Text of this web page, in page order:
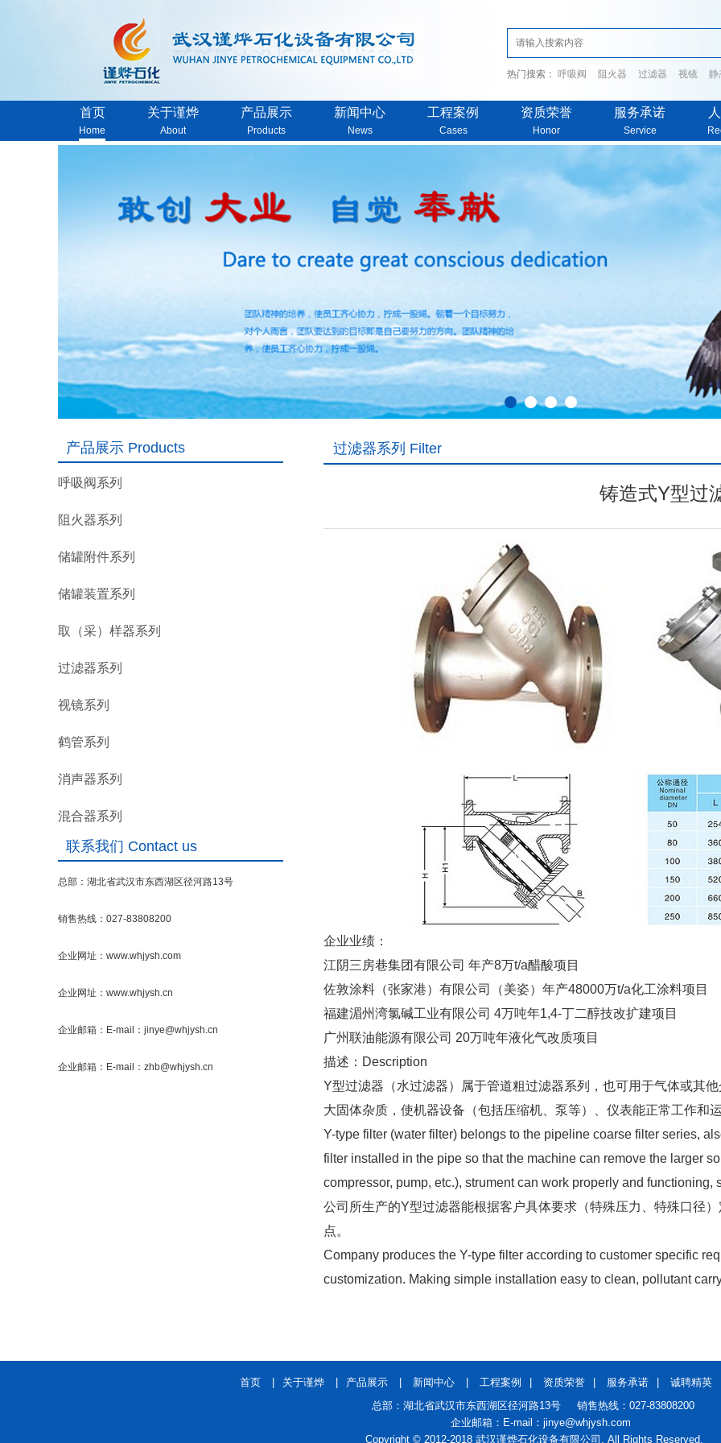
热门搜索： 呼吸阀 阻火器 过滤器 视镜 静
首页
Home
关于谨烨
About
产品展示
Products
新闻中心
News
工程案例
Cases
资质荣誉
Honor
服务承诺
Service
产品展示 Products
呼吸阀系列
阻火器系列
储罐附件系列
储罐装置系列
取（采）样器系列
过滤器系列
视镜系列
鹤管系列
消声器系列
混合器系列
联系我们 Contact us
总部：湖北省武汉市东西湖区径河路13号
销售热线：027-83808200
企业网址：www.whjysh.com
企业网址：www.whjysh.cn
企业邮箱：E-mail：jinye@whjysh.cn
企业邮箱：E-mail：zhb@whjysh.cn
过滤器系列 Filter
铸造式Y型过
企业业绩：
江阴三房巷集团有限公司 年产8万t/a醋酸项目
佐敦涂料（张家港）有限公司（美姿）年产48000万t/a化工涂料项目
福建湄州湾氯碱工业有限公司 4万吨年1,4-丁二醇技改扩建项目
广州联油能源有限公司 20万吨年液化气改质项目
描述：Description
Y型过滤器（水过滤器）属于管道粗过滤器系列，也可用于气体或其
大固体杂质，使机器设备（包括压缩机、泵等）、仪表能正常工作和
Y-type filter (water filter) belongs to the pipeline coarse filter series,
filter installed in the pipe so that the machine can remove the larger
compressor, pump, etc.), strument can work properly and
公司所生产的Y型过滤器能根据客户具体要求（特殊压力、特殊口径
点。
Company produces the Y-type filter according to customer specific
customization. Making simple installation easy to clean, pollutant
首页 关于谨烨 产品展示 新闻中心 工程案例 资质荣誉 服务承诺 诚聘精英
总部：湖北省武汉市东西湖区径河路13号 销售热线：027-83808200
企业邮箱：E-mail：jinye@whjysh.com
Copyright © 2012-2018 武汉谨烨石化设备有限公司. All Rights Reserved.